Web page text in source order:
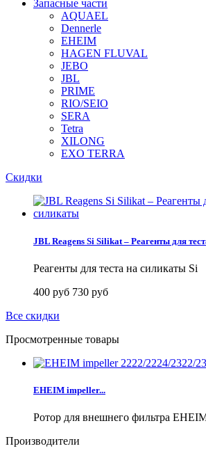
Запасные части
AQUAEL
Dennerle
EHEIM
HAGEN FLUVAL
JEBO
JBL
PRIME
RIO/SEIO
SERA
Tetra
XILONG
EXO TERRA
Скидки
JBL Reagens Si Silikat – Реагенты для
Реагенты для теста на силикаты Si
400 руб 730 руб
Все скидки
Просмотренные товары
EHEIM impeller...
Ротор для внешнего фильтра
Производители